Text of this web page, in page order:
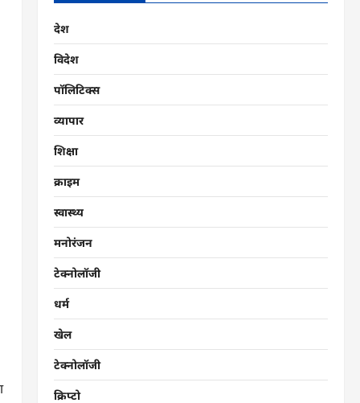
देश
विदेश
पॉलिटिक्स
व्यापार
शिक्षा
क्राइम
स्वास्थ्य
मनोरंजन
टेक्नोलॉजी
धर्म
खेल
टेक्नोलॉजी
क्रिप्टो